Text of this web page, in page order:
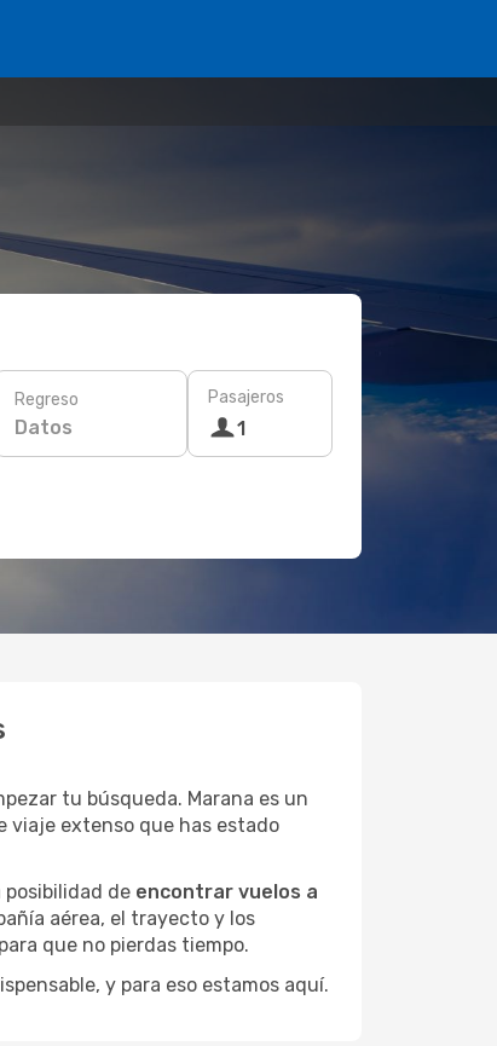
Regreso
Datos
Pasajeros
1
tu búsqueda. Marana es un
viaje extenso que has estado
posibilidad de encontrar vuelos a
aérea, el trayecto y los
que no pierdas tiempo.
y para eso estamos aquí.